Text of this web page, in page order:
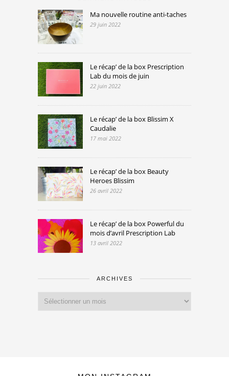
Ma nouvelle routine anti-taches
29 juin 2022
Le récap’ de la box Prescription
Lab du mois de juin
22 juin 2022
Le récap’ de la box Blissim X
Caudalie
17 mai 2022
Le récap’ de la box Beauty
Heroes Blissim
26 avril 2022
Le récap’ de la box Powerful du
mois d’avril Prescription Lab
13 avril 2022
ARCHIVES